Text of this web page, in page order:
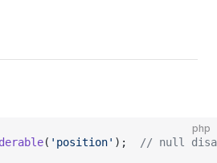
php
( 'position' ); // null